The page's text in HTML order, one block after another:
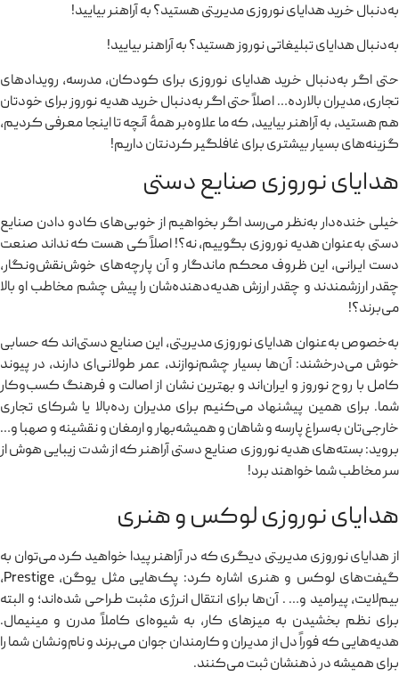
به‌دنبال خرید هدایای نوروزی مدیریتی هستید؟ به آراهنر بیایید!
به‌دنبال هدایای تبلیغاتی نوروز هستید؟ به آراهنر بیایید!
حتی اگر به‌دنبال خرید هدایای نوروزی برای کودکان، مدرسه، رویدادهای
تجاری، مدیران بالارده… اصلاً حتی اگر به‌دنبال خرید هدیه نوروز برای خودتان
هم هستید، به آراهنر بیایید، که ما علاوه‌بر همهٔ آنچه تا اینجا معرفی کردیم،
گزینه‌های بسیار بیشتری برای غافلگیر کردنتان داریم!
هدایای نوروزی صنایع دستی
خیلی خنده‌دار به‌نظر می‌رسد اگر بخواهیم از خوبی‌های کادو دادن صنایع
دستی به‌عنوان هدیه نوروزی بگوییم، نه؟! اصلاً کی هست که نداند صنعت
دست ایرانی، این ظروف محکم ماندگار و آن پارچه‌های خوش‌نقش‌ونگار،
چقدر ارزشمندند و چقدر ارزش هدیه‌دهنده‌شان را پیش چشم مخاطب او بالا
می‌برند؟!
به‌خصوص به‌عنوان هدایای نوروزی مدیریتی، این صنایع دستی‌اند که حسابی
خوش می‌درخشند: آن‌ها بسیار چشم‌نوازند، عمر طولانی‌ای دارند، در پیوند
کامل با روح نوروز و ایران‌اند و بهترین نشان از اصالت و فرهنگ کسب‌وکار
شما. برای همین پیشنهاد می‌کنیم برای مدیران رده‌بالا یا شرکای تجاری
خارجی‌تان به‌سراغ پارسه و شاهان و همیشه‌بهار و ارمغان و نقشینه و صهبا و…
بروید: بسته‌های هدیه نوروزی صنایع دستی آراهنر که از شدت زیبایی هوش از
سر مخاطب شما خواهند برد!
هدایای نوروزی لوکس و هنری
از هدایای نوروزی مدیریتی دیگری که در آراهنر پیدا خواهید کرد می‌توان به
گیفت‌های لوکس و هنری اشاره کرد: پک‌هایی مثل یوگن، Prestige،
بیم‌لایت، پیرامید و… . آن‌ها برای انتقال انرژی مثبت طراحی شده‌اند؛ و البته
برای نظم بخشیدن به میزهای کار، به شیوه‌ای کاملاً مدرن و مینیمال.
هدیه‌هایی که فوراً دل از مدیران و کارمندان جوان می‌برند و نام‌ونشان شما را
برای همیشه در ذهنشان ثبت می‌کنند.